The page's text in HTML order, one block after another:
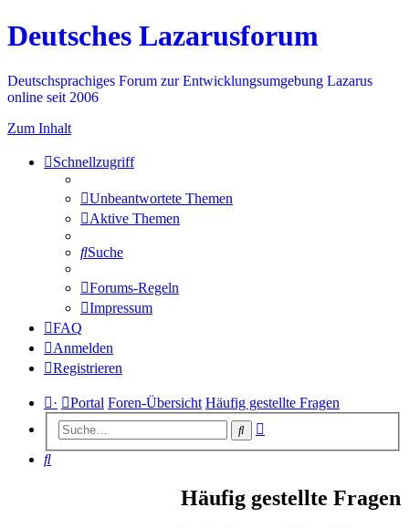
Deutsches Lazarusforum
Deutschsprachiges Forum zur Entwicklungsumgebung Lazarus
online seit 2006
Zum Inhalt
Schnellzugriff
Unbeantwortete Themen
Aktive Themen
Suche
Forums-Regeln
Impressum
FAQ
Anmelden
Registrieren
· Portal Foren-Übersicht Häufig gestellte Fragen
Suche
Suche
Häufig gestellte Fragen